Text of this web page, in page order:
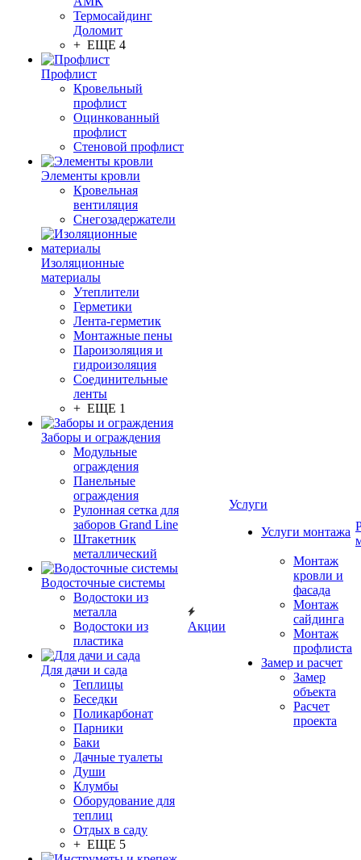
Термосайдинг
Доломит
+ ЕЩЕ 4
Профлист
Кровельный
профлист
Оцинкованный
профлист
Стеновой профлист
Элементы кровли
Кровельная
вентиляция
Снегозадержатели
Изоляционные
материалы
Утеплители
Герметики
Лента-герметик
Монтажные пены
Пароизоляция и
гидроизоляция
Соединительные
ленты
+ ЕЩЕ 1
Заборы и ограждения
Модульные
ограждения
Панельные
ограждения
Рулонная сетка для
заборов Grand Line
Штакетник
металлический
Водосточные системы
Водостоки из
металла
Водостоки из
пластика
Для дачи и сада
Теплицы
Беседки
Поликарбонат
Парники
Баки
Дачные туалеты
Души
Клумбы
Оборудование для
теплиц
Отдых в саду
+ ЕЩЕ 5
Акции
Услуги
Услуги монтажа
Монтаж
кровли и
фасада
Монтаж
сайдинга
Монтаж
профлиста
Замер и расчет
Замер
объекта
Расчет
проекта